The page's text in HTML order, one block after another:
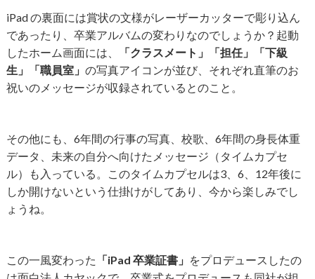
iPad の裏面には賞状の文様がレーザーカッターで彫り込ん
であったり、卒業アルバムの変わりなのでしょうか？起動
したホーム画面には、
「クラスメート」 「担任」
「下級
生」
「職員室」 の写真アイコンが並び、それぞれ直筆のお
祝いのメッセージが収録されているとのこと。
その他にも、6年間の行事の写真、校歌、6年間の身長体重
データ、未来の自分へ向けたメッセージ（タイムカプセ
ル）も入っている。このタイムカプセルは3、6、12年後に
しか開けないという仕掛けがしてあり、今から楽しみでし
ょうね。
この一風変わった 「iPad 卒業証書」 をプロデュースしたの